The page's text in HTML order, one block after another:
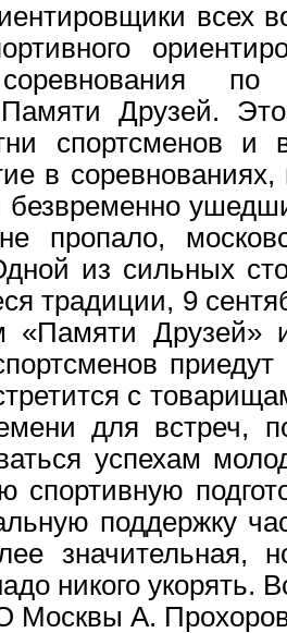
всех
по
Друзей.
спортсменов
в
безвременно
пропало,
из сильных
традиции, 9
«Памяти
с
для встреч,
успехам
спортивную
поддержку
значительная,
никого укорять.
Москвы А.